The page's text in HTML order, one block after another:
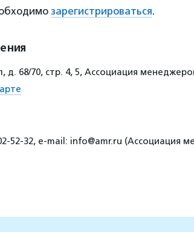
зарегистрироваться.
д. 68/70, стр. 4, 5, Ассоциация
52-32, e-mail: info@amr.ru (Ассоциация